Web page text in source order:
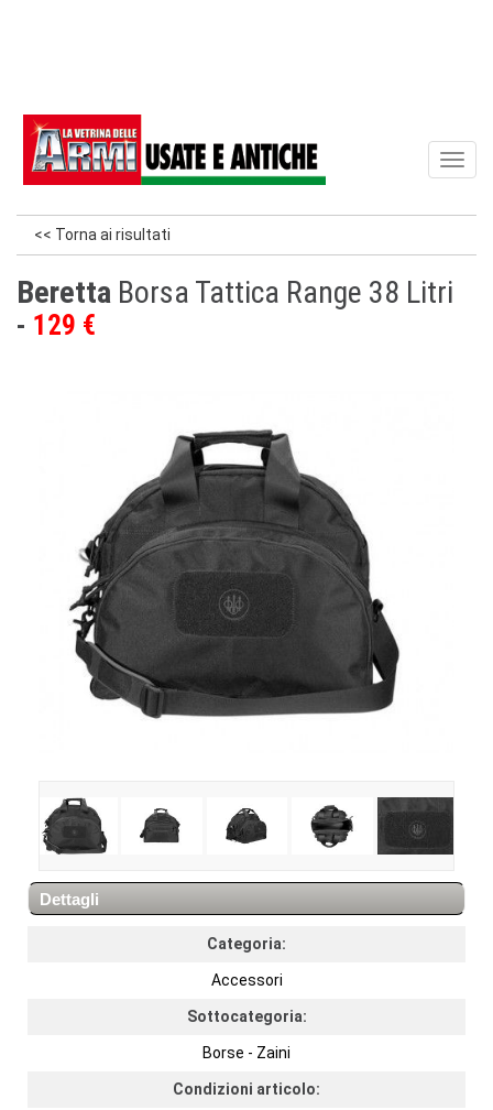
<< Torna ai risultati
Beretta Borsa Tattica Range 38 Litri
129 €
Dettagli
Categoria:
Accessori
Sottocategoria:
Borse - Zaini
Condizioni articolo: